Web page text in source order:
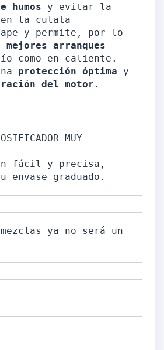
humos y evitar la
la culata
y permite, por lo
mejores arranques
como en caliente.
protección óptima y
del motor .
MUY
fácil y precisa,
envase graduado.
ya no será un